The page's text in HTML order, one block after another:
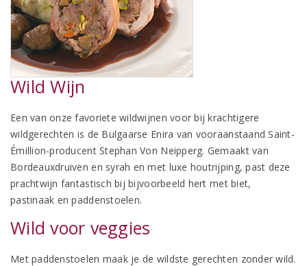
Wild Wijn
Een van onze favoriete wildwijnen voor bij krachtigere
wildgerechten is de Bulgaarse Enira van vooraanstaand Saint-
Émillion-producent Stephan Von Neipperg. Gemaakt van
Bordeauxdruiven en syrah en met luxe houtrijping, past deze
prachtwijn fantastisch bij bijvoorbeeld hert met biet,
pastinaak en paddenstoelen.
Wild voor veggies
Met paddenstoelen maak je de wildste gerechten zonder wild.